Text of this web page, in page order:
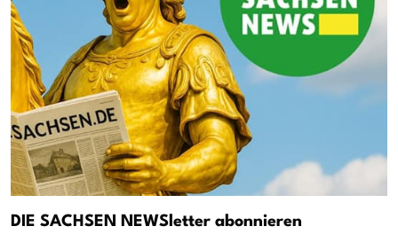
DIE SACHSEN NEWSletter abonnieren